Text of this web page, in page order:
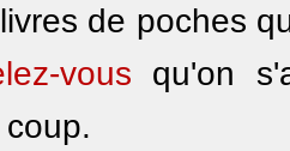
de poches
vous qu'on